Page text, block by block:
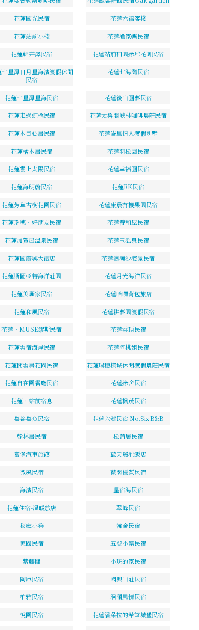
花蓮國光民宿 花蓮六福客棧
花蓮站前小棧 花蓮漁家樂民宿
花蓮輕井澤民宿 花蓮站前柏園綠地花園民宿
七星潭日月星海濱渡假休閒
民宿
花蓮七海灣民宿
花蓮七星潭星海民宿 花蓮後山圓夢民宿
花蓮走過虹橋民宿 花蓮太魯閣峽林咖啡農莊民宿
花蓮木目心居民宿 花蓮峇里情人渡假別墅
花蓮檜木居民宿 花蓮羽松園民宿
花蓮雲上太陽民宿 花蓮幸福圓民宿
花蓮海明蔚民宿 花蓮RK民宿
花蓮芳草古樹花園民宿 花蓮康晨有機果園民宿
花蓮瑞穗‧好朋友民宿 花蓮養和屋民宿
花蓮加賀屋溫泉民宿 花蓮玉溫泉民宿
花蓮國廣興大飯店 花蓮浪淘沙海景民宿
花蓮斯圖亞特海洋莊園 花蓮月光海洋民宿
花蓮美麗家民宿 花蓮哈囉背包旅店
花蓮和風民宿 花蓮耕夢園渡假民宿
花蓮‧MUSE繆斯民宿 花蓮雲頂民宿
花蓮雲宿海岸民宿 花蓮阿桃姐民宿
花蓮閒雲居花園民宿 花蓮瑞穗檳城休閒渡假農莊民宿
花蓮自在園餐廳民宿 花蓮綠舍民宿
花蓮‧站前宿息 花蓮楓茂民宿
慕谷慕魚民宿 花蓮六號民宿 No.Six B&B
翰林居民宿 松蒲居民宿
富堡汽車旅館 藍天麗池飯店
微風民宿 薇閣優質民宿
海濱民宿 星宿海民宿
花蓮住宿-溫暖旅店 翠峰民宿
菘庭小築 韓舍民宿
家園民宿 五號小築民宿
紫藤閣 小斑的家民宿
陶庫民宿 國興山莊民宿
柏雅民宿 洄瀾風情民宿
悅園民宿 花蓮潘朵拉的希望城堡民宿